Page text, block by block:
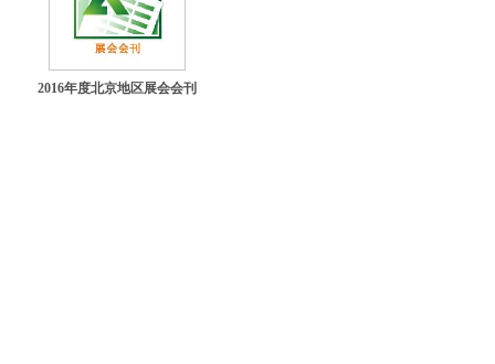
2016年度北京地区展会会刊